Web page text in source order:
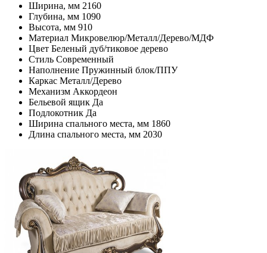
Ширина, мм 2160
Глубина, мм 1090
Высота, мм 910
Материал Микровелюр/Металл/Дерево/МДФ
Цвет Беленый дуб/тиковое дерево
Стиль Современный
Наполнение Пружинный блок/ППУ
Каркас Металл/Дерево
Механизм Аккордеон
Бельевой ящик Да
Подлокотник Да
Ширина спального места, мм 1860
Длина спального места, мм 2030